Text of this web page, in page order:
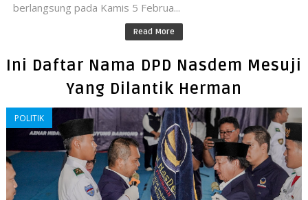
berlangsung pada Kamis 5 Februa...
Read More
Ini Daftar Nama DPD Nasdem Mesuji
Yang Dilantik Herman
POLITIK